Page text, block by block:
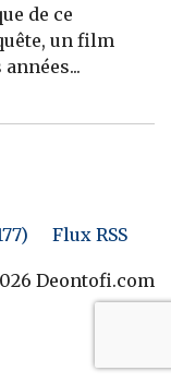
de ce
un film
Flux RSS
Deontofi.com